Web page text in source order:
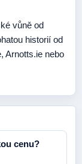
vůně od
historií od
Arnotts.ie nebo
cenu?